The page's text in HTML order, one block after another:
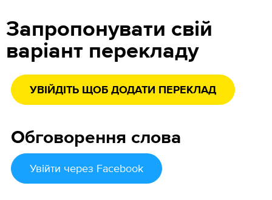
Запропонувати свій
варіант перекладу
УВІЙДІТЬ ЩОБ ДОДАТИ ПЕРЕКЛАД
Обговорення слова
Увійти через Facebook